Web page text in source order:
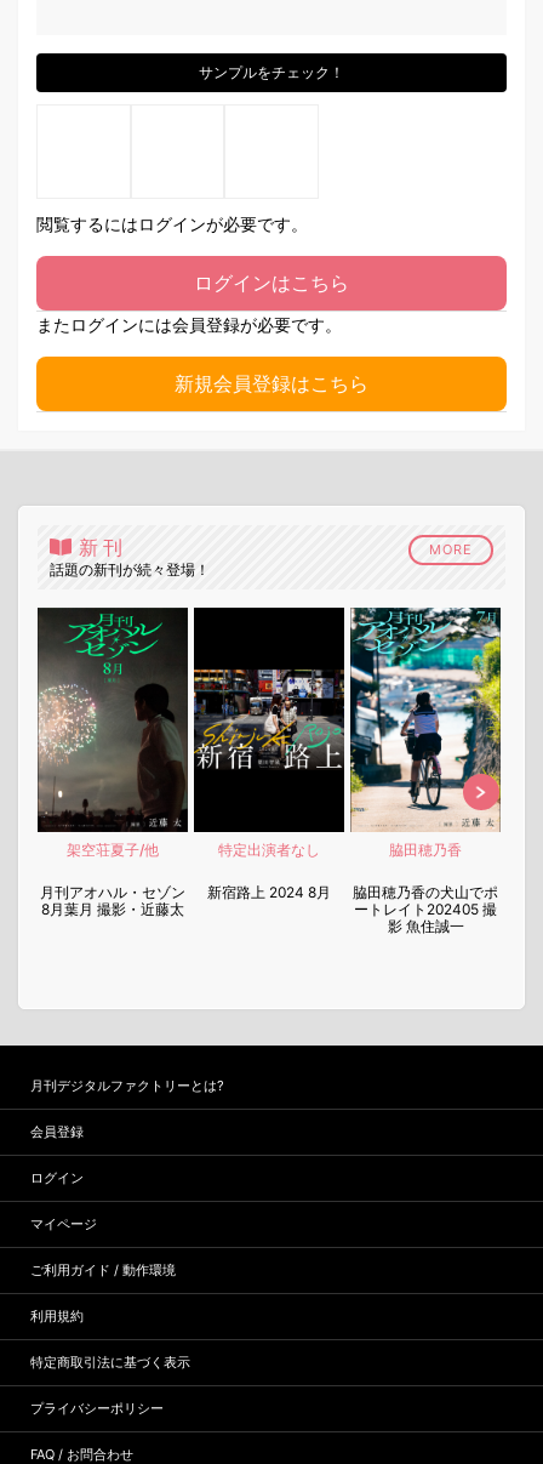
サンプルをチェック！
閲覧するにはログインが必要です。
ログインはこちら
またログインには会員登録が必要です。
新規会員登録はこちら
新刊
話題の新刊が続々登場！
MORE
架空荘夏子/他
月刊アオハル・セゾン
8月葉月 撮影・近藤太
特定出演者なし
新宿路上 2024 8月
脇田穂乃香
脇田穂乃香の犬山でポ
ートレイト202405 撮
影 魚住誠一
月刊デジタルファクトリーとは?
会員登録
ログイン
マイページ
ご利用ガイド / 動作環境
利用規約
特定商取引法に基づく表示
プライバシーポリシー
FAQ / お問合わせ